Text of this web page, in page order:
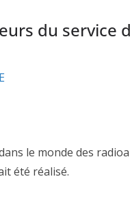
du service
le monde des
été réalisé.